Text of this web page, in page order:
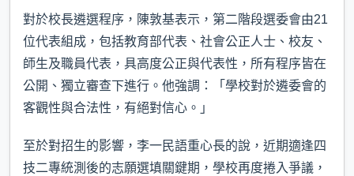
對於校長遴選程序，陳敦基表示，第二階段選委會由21
位代表組成，包括教育部代表、社會公正人士、校友、
師生及職員代表，具高度公正與代表性，所有程序皆在
公開、獨立審查下進行。他強調：「學校對於遴委會的
客觀性與合法性，有絕對信心。」
至於對招生的影響，李一民語重心長的說，近期適逢四
技二專統測後的志願選填關鍵期，學校再度捲入爭議，